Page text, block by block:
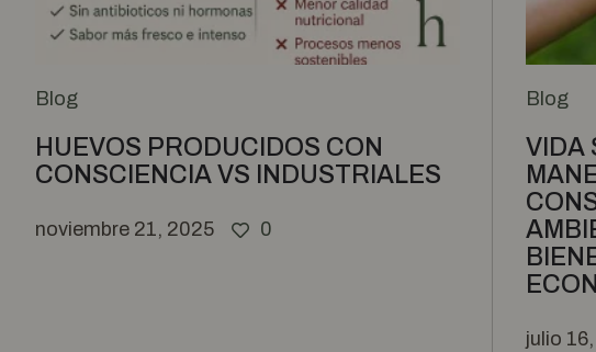
Blog
HUEVOS PRODUCIDOS CON
CONSCIENCIA VS INDUSTRIALES
noviembre 21, 2025 0
Blog
VIDA
julio